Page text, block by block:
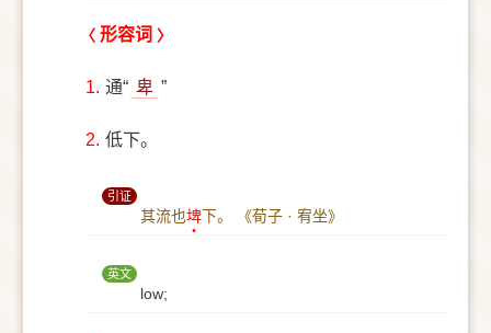
形容词
1. 通“ 卑 ”
2. 低下。
引证
其流也埤下。 《荀子 · 宥坐》
英文
low;